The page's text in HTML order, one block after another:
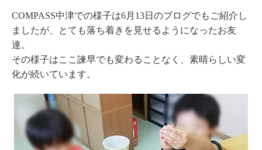
COMPASS中津での様子は6月13日のブログでもご紹介し
ましたが、とても落ち着きを見せるようになったお友
達。
その様子はここ諫早でも変わることなく、素晴らしい変
化が続いています。